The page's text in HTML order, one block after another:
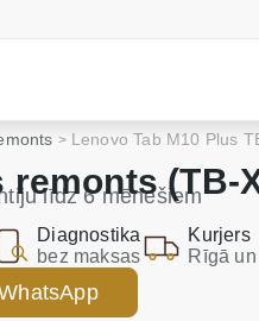
Lenovo Tab M10 Plus
remonts (TB-
līdz 6 mēnešiem
Diagnostika
bez maksas
Kurjers
Rīgā